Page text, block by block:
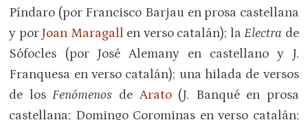
Píndaro (por Francisco Barjau en prosa castellana
y porJoan Maragall en verso catalán); laElectra de
Sófocles (por José Alemany en castellano y J.
Franquesa en verso catalán); una hilada de versos
de losFenómenos de Arato (J. Banqué en prosa
castellana; Domingo Corominas en verso catalán;